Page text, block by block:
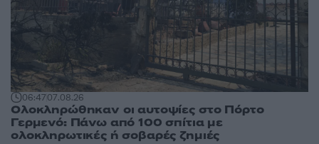
06:4707.08.26
Ολοκληρώθηκαν οι αυτοψίες στο Πόρτο
Γερμενό: Πάνω από 100 σπίτια με
ολοκληρωτικές ή σοβαρές ζημιές